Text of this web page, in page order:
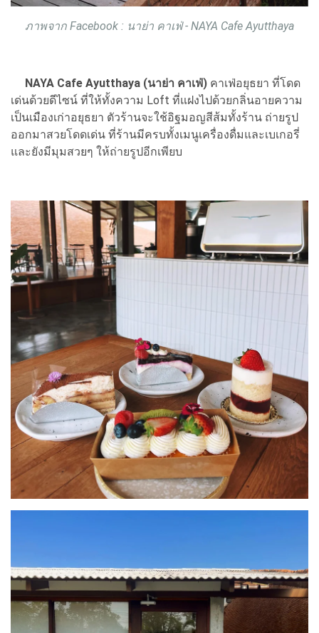
ภาพจาก Facebook : นาย่า คาเฟ่ - NAYA Cafe Ayutthaya
NAYA Cafe Ayutthaya (นาย่า คาเฟ่) คาเฟ่อยุธยา ที่โดด
เด่นด้วยดีไซน์ ที่ให้ทั้งความ Loft ที่แฝงไปด้วยกลิ่นอายความ
เป็นเมืองเก่าอยุธยา ตัวร้านจะใช้อิฐมอญสีส้มทั้งร้าน ถ่ายรูป
ออกมาสวยโดดเด่น ที่ร้านมีครบทั้งเมนูเครื่องดื่มและเบเกอรี่
และยังมีมุมสวยๆ ให้ถ่ายรูปอีกเพียบ